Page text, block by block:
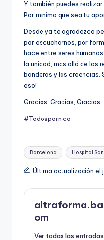
Y también puedes
Por mínimo que sea tu
Desde ya te agradezco
por escucharnos, por
hace entre seres
la unidad, mas allá de las
banderas y las creencias.
eso!
Gracias, Gracias, Gracias
#Todospornico
Etiquetas:
Barcelona Hospital
Última actualización el
om
Ver todas las entradas